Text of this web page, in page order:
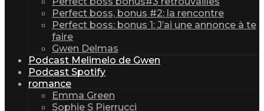
Perfect boss, bonus #2: la rencontre
Perfect boss: bonus 1: J’ai une annonce à te
faire
Gwen Delmas
Podcast Melimelo de Gwen
Podcast Spotify
romance
Emma Green
Sophie S Pierrucci